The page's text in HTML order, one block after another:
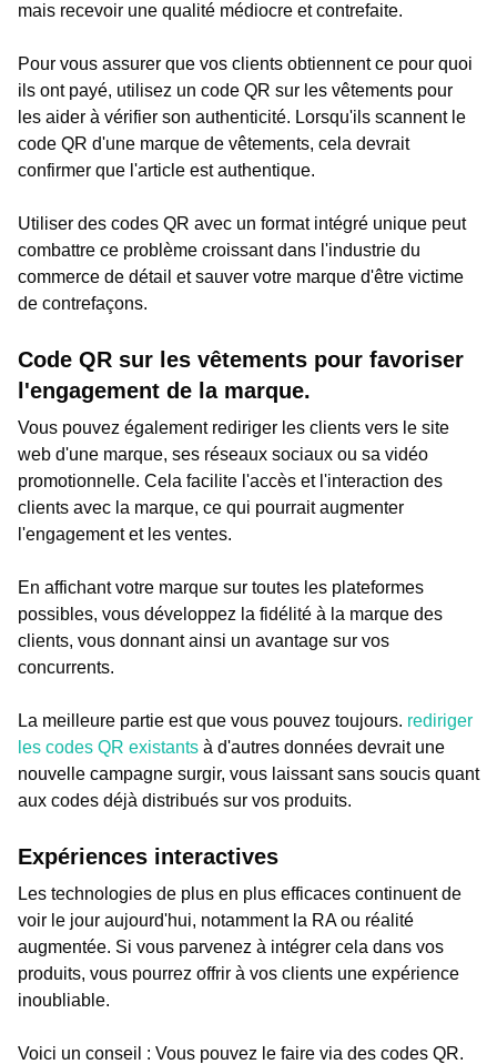
mais recevoir une qualité médiocre et contrefaite.
Pour vous assurer que vos clients obtiennent ce pour quoi
ils ont payé, utilisez un code QR sur les vêtements pour
les aider à vérifier son authenticité. Lorsqu'ils scannent le
code QR d'une marque de vêtements, cela devrait
confirmer que l'article est authentique.
Utiliser des codes QR avec un format intégré unique peut
combattre ce problème croissant dans l'industrie du
commerce de détail et sauver votre marque d'être victime
de contrefaçons.
Code QR sur les vêtements pour favoriser
l'engagement de la marque.
Vous pouvez également rediriger les clients vers le site
web d'une marque, ses réseaux sociaux ou sa vidéo
promotionnelle. Cela facilite l'accès et l'interaction des
clients avec la marque, ce qui pourrait augmenter
l'engagement et les ventes.
En affichant votre marque sur toutes les plateformes
possibles, vous développez la fidélité à la marque des
clients, vous donnant ainsi un avantage sur vos
concurrents.
La meilleure partie est que vous pouvez toujours. rediriger
les codes QR existants à d'autres données devrait une
nouvelle campagne surgir, vous laissant sans soucis quant
aux codes déjà distribués sur vos produits.
Expériences interactives
Les technologies de plus en plus efficaces continuent de
voir le jour aujourd'hui, notamment la RA ou réalité
augmentée. Si vous parvenez à intégrer cela dans vos
produits, vous pourrez offrir à vos clients une expérience
inoubliable.
Voici un conseil : Vous pouvez le faire via des codes QR.